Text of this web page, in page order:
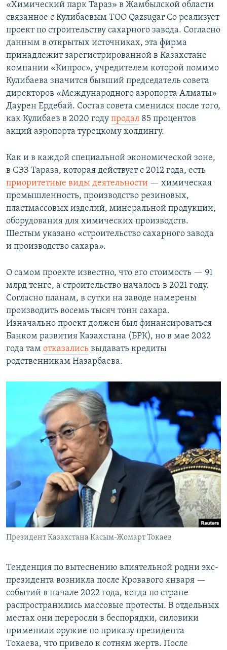
«Химический парк Тараз» в Жамбылской области
связанное с Кулибаевым ТОО Qazsugar Co реализует
проект по строительству сахарного завода. Согласно
данным в открытых источниках, эта фирма
принадлежит зарегистрированной в Казахстане
компании «Кипрос», учредителем которой помимо
Кулибаева значится бывший председатель совета
директоров «Международного аэропорта Алматы»
Даурен Ердебай. Состав совета сменился после того,
как Кулибаев в 2020 году продал 85 процентов
акций аэропорта турецкому холдингу.
Как и в каждой специальной экономической зоне,
в СЭЗ Тараза, которая действует с 2012 года, есть
приоритетные виды деятельности — химическая
промышленность, производство резиновых,
пластмассовых изделий, минеральной продукции,
оборудования для химических производств.
Шестым указано «строительство сахарного завода
и производство сахара».
О самом проекте известно, что его стоимость — 91
млрд тенге, а строительство началось в 2021 году.
Согласно планам, в сутки на заводе намерены
производить восемь тысяч тонн сахара.
Изначально проект должен был финансироваться
Банком развития Казахстана (БРК), но в мае 2022
года там отказались выдавать кредиты
родственникам Назарбаева.
Президент Казахстана Касым-Жомарт Токаев
Тенденция по вытеснению влиятельной родни экс-
президента возникла после Кровавого января —
событий в начале 2022 года, когда по стране
распространились массовые протесты. В отдельных
местах они переросли в беспорядки, силовики
применили оружие по приказу президента
Токаева, что привело к сотням жертв. После